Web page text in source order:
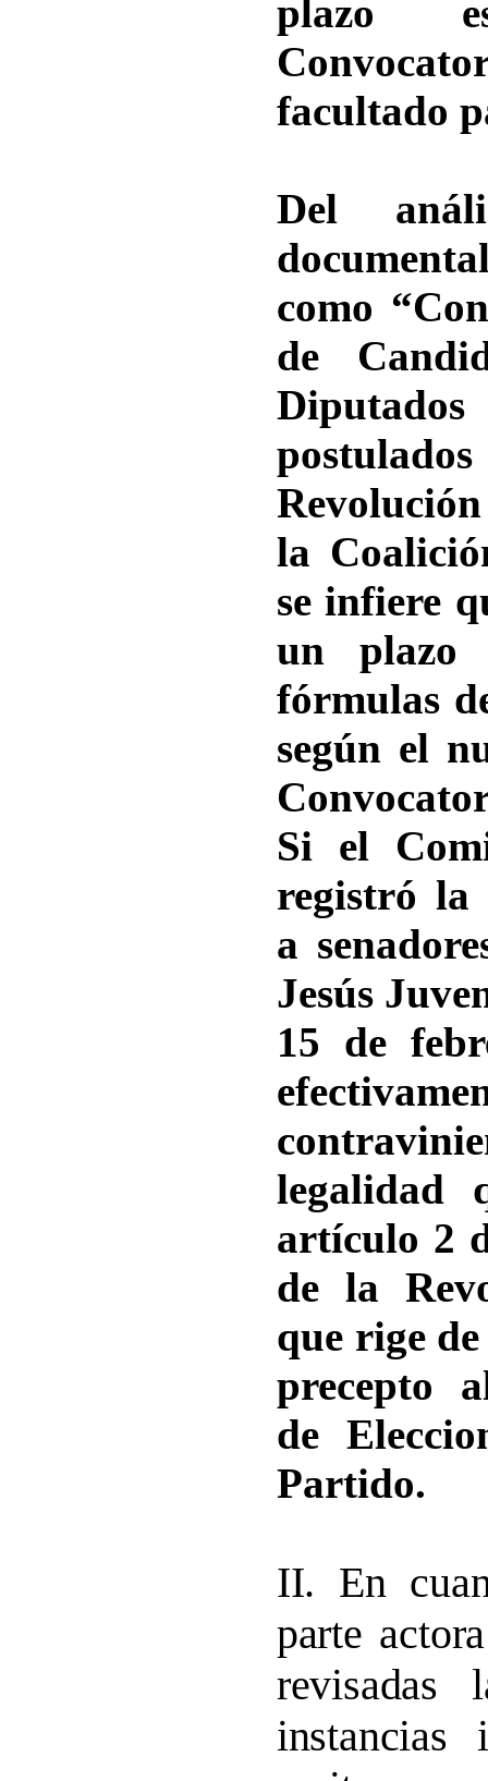
plazo
facultado
Del
como
de
la
se infiere
un plazo
fórmulas
según el
Si el
registró la
a
Jesús
15 de
legalidad
artículo 2
de la
que rige
precepto
de
Partido.
II. En
parte
revisadas
instancias